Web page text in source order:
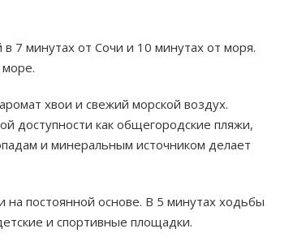
7 минутах от Сочи и 10 минутах от моря.
хвои и свежий морской воздух.
доступности как общегородские пляжи,
и минеральным источником делает
постоянной основе. В 5 минутах ходьбы
и спортивные площадки.